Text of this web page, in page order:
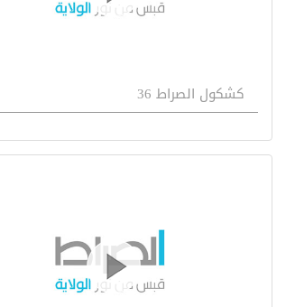
كشكول الصراط 36